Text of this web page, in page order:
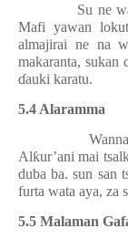
Su ne
Mafi yawan
almajirai ne na
makaranta, sukan
ɗauki karatu.
5.4 Alaramma
Alƙur’ani mai
duba ba. sun san
furta wata aya, za
5.5 Malaman